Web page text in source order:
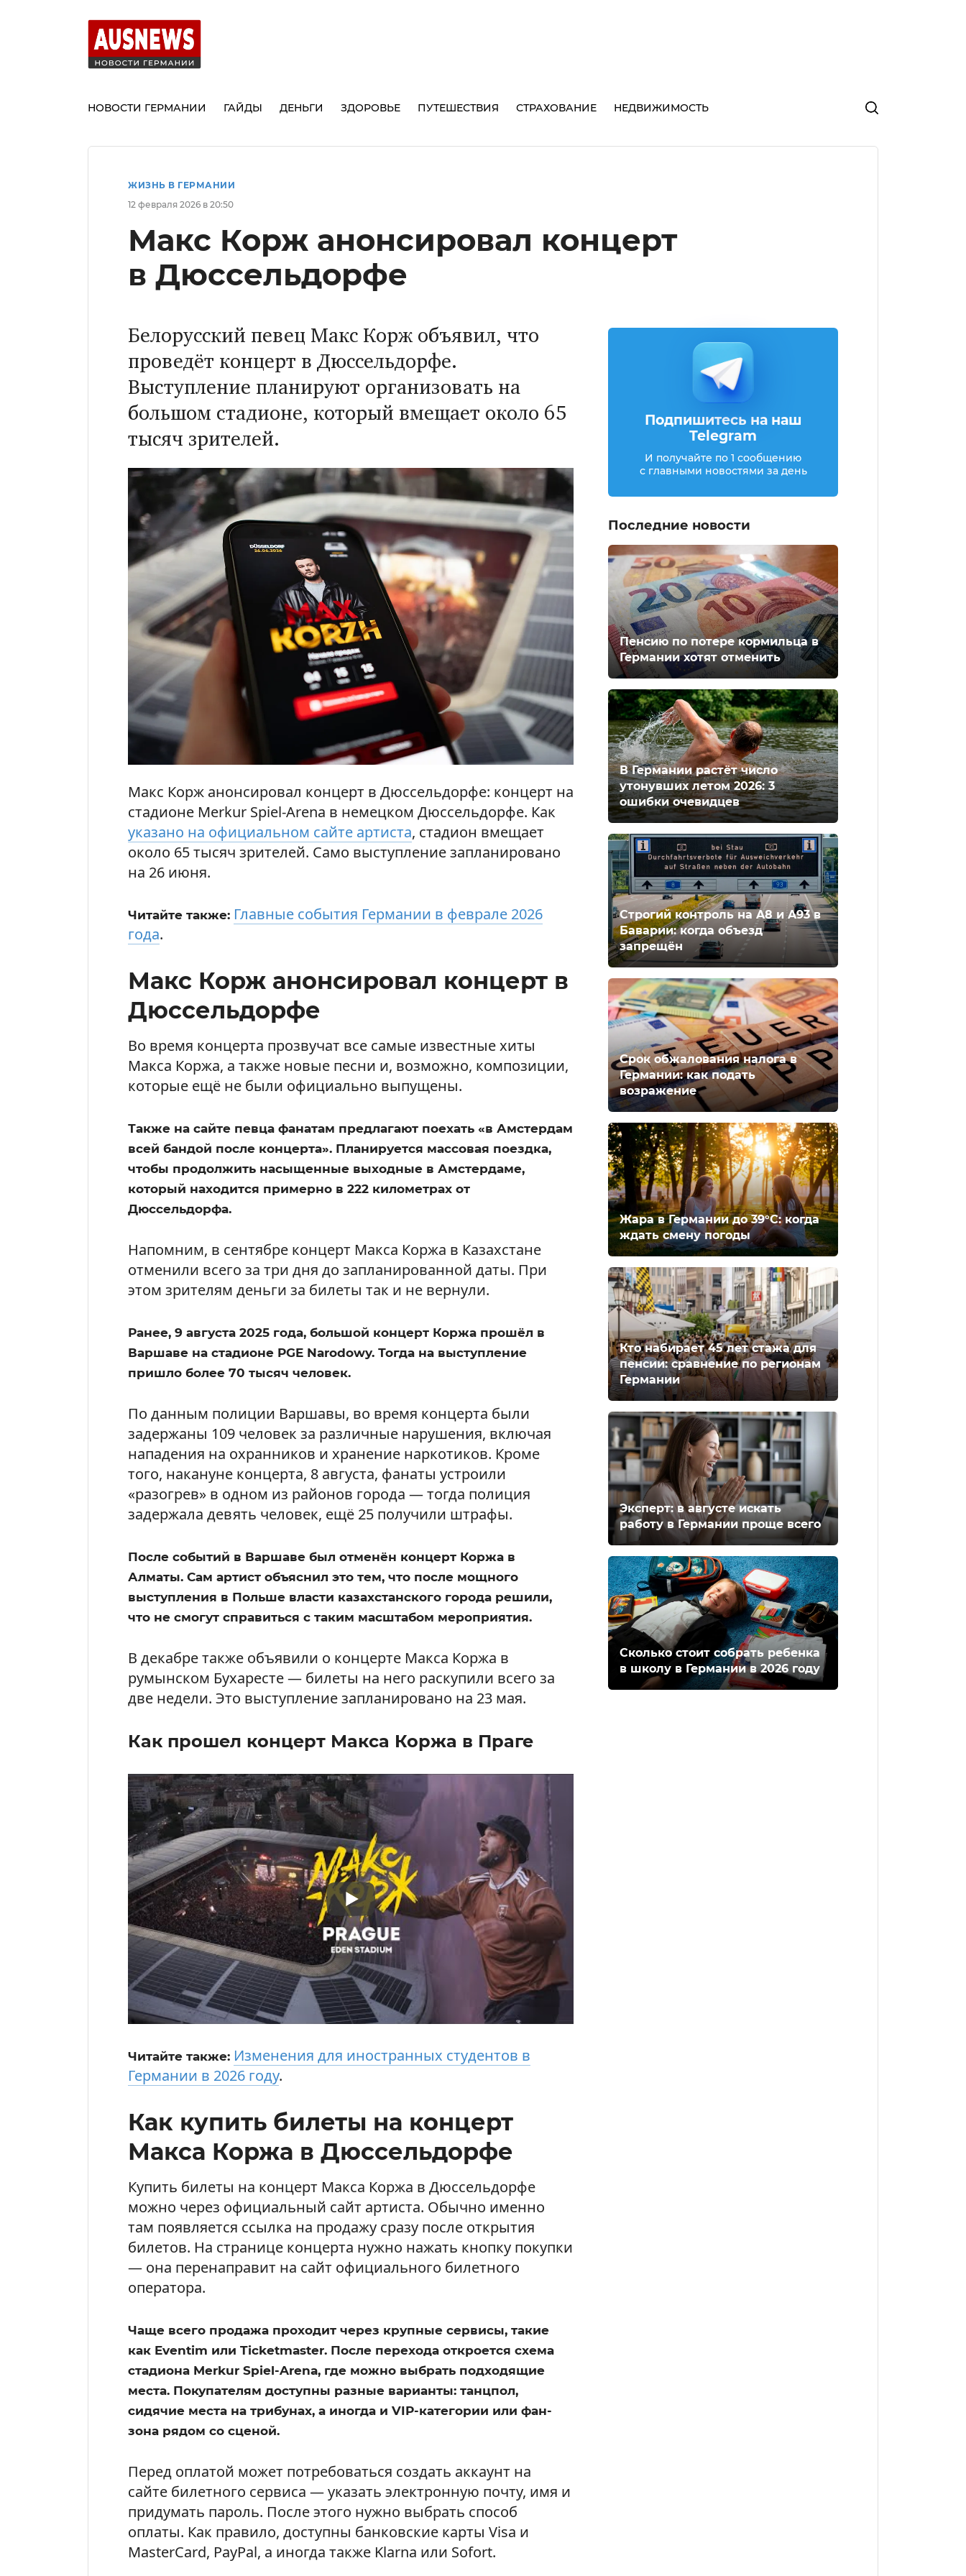
НОВОСТИ ГЕРМАНИИ ГАЙДЫ ДЕНЬГИ ЗДОРОВЬЕ ПУТЕШЕСТВИЯ СТРАХОВАНИЕ НЕДВИЖИМОСТЬ
ЖИЗНЬ В ГЕРМАНИИ
12 февраля 2026 в 20:50
Макс Корж анонсировал концерт
в Дюссельдорфе
Белорусский певец Макс Корж объявил, что
проведёт концерт в Дюссельдорфе.
Выступление планируют организовать на
большом стадионе, который вмещает около 65
тысяч зрителей.
Макс Корж анонсировал концерт в Дюссельдорфе: концерт на
стадионе Merkur Spiel-Arena в немецком Дюссельдорфе. Как
указано на официальном сайте артиста, стадион вмещает
около 65 тысяч зрителей. Само выступление запланировано
на 26 июня.
Читайте также: Главные события Германии в феврале 2026
года.
Макс Корж анонсировал концерт в
Дюссельдорфе
Во время концерта прозвучат все самые известные хиты
Макса Коржа, а также новые песни и, возможно, композиции,
которые ещё не были официально выпущены.
Также на сайте певца фанатам предлагают поехать «в Амстердам
всей бандой после концерта». Планируется массовая поездка,
чтобы продолжить насыщенные выходные в Амстердаме,
который находится примерно в 222 километрах от
Дюссельдорфа.
Напомним, в сентябре концерт Макса Коржа в Казахстане
отменили всего за три дня до запланированной даты. При
этом зрителям деньги за билеты так и не вернули.
Ранее, 9 августа 2025 года, большой концерт Коржа прошёл в
Варшаве на стадионе PGE Narodowy. Тогда на выступление
пришло более 70 тысяч человек.
По данным полиции Варшавы, во время концерта были
задержаны 109 человек за различные нарушения, включая
нападения на охранников и хранение наркотиков. Кроме
того, накануне концерта, 8 августа, фанаты устроили
«разогрев» в одном из районов города — тогда полиция
задержала девять человек, ещё 25 получили штрафы.
После событий в Варшаве был отменён концерт Коржа в
Алматы. Сам артист объяснил это тем, что после мощного
выступления в Польше власти казахстанского города решили,
что не смогут справиться с таким масштабом мероприятия.
В декабре также объявили о концерте Макса Коржа в
румынском Бухаресте — билеты на него раскупили всего за
две недели. Это выступление запланировано на 23 мая.
Как прошел концерт Макса Коржа в Праге
Читайте также: Изменения для иностранных студентов в
Германии в 2026 году.
Как купить билеты на концерт
Макса Коржа в Дюссельдорфе
Купить билеты на концерт Макса Коржа в Дюссельдорфе
можно через официальный сайт артиста. Обычно именно
там появляется ссылка на продажу сразу после открытия
билетов. На странице концерта нужно нажать кнопку покупки
— она перенаправит на сайт официального билетного
оператора.
Чаще всего продажа проходит через крупные сервисы, такие
как Eventim или Ticketmaster. После перехода откроется схема
стадиона Merkur Spiel-Arena, где можно выбрать подходящие
места. Покупателям доступны разные варианты: танцпол,
сидячие места на трибунах, а иногда и VIP-категории или фан-
зона рядом со сценой.
Перед оплатой может потребоваться создать аккаунт на
сайте билетного сервиса — указать электронную почту, имя и
придумать пароль. После этого нужно выбрать способ
оплаты. Как правило, доступны банковские карты Visa и
MasterCard, PayPal, а иногда также Klarna или Sofort.
Подпишитесь на наш
Telegram
И получайте по 1 сообщению
с главными новостями за день
Последние новости
Пенсию по потере кормильца в
Германии хотят отменить
В Германии растёт число
утонувших летом 2026: 3
ошибки очевидцев
Строгий контроль на A8 и A93 в
Баварии: когда объезд
запрещён
Срок обжалования налога в
Германии: как подать
возражение
Жара в Германии до 39°C: когда
ждать смену погоды
Кто набирает 45 лет стажа для
пенсии: сравнение по регионам
Германии
Эксперт: в августе искать
работу в Германии проще всего
Сколько стоит собрать ребенка
в школу в Германии в 2026 году